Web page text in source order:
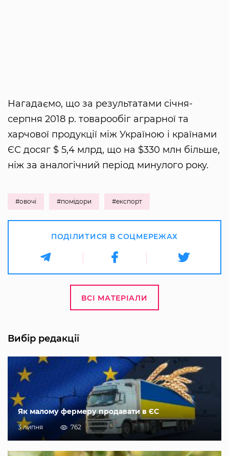
Нагадаємо, що за результатами січня-
серпня 2018 р. товарообіг аграрної та
харчової продукції між Україною і країнами
ЄС досяг $ 5,4 млрд, що на $330 млн більше,
ніж за аналогічний період минулого року.
#овочі #помідори #експорт
ПОДІЛИТИСЯ В СОЦМЕРЕЖАХ
ВСІ МАТЕРІАЛИ
Вибір редакції
Як малому фермеру продавати в ЄС
3 липня 762